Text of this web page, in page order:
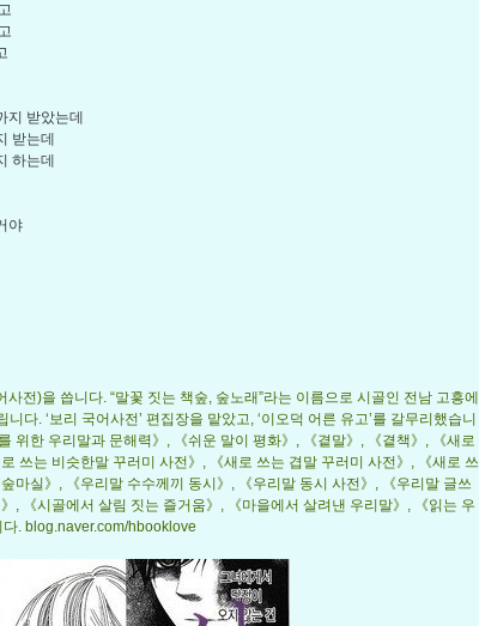
지 받았는데
받는데
하는데
야
전)을 씁니다. “말꽃 짓는 책숲, 숲노래”라는 이름으로 시골인 전남 고흥에
다. ‘보리 국어사전’ 편집장을 맡았고, ‘이오덕 어른 유고’를 갈무리했습니
위한 우리말과 문해력》, 《쉬운 말이 평화》, 《곁말》, 《곁책》, 《새로
쓰는 비슷한말 꾸러미 사전》, 《새로 쓰는 겹말 꾸러미 사전》, 《새로 쓰
마실》, 《우리말 수수께끼 동시》, 《우리말 동시 사전》, 《우리말 글쓰
, 《시골에서 살림 짓는 즐거움》, 《마을에서 살려낸 우리말》, 《읽는 우
다. blog.naver.com/hbooklove